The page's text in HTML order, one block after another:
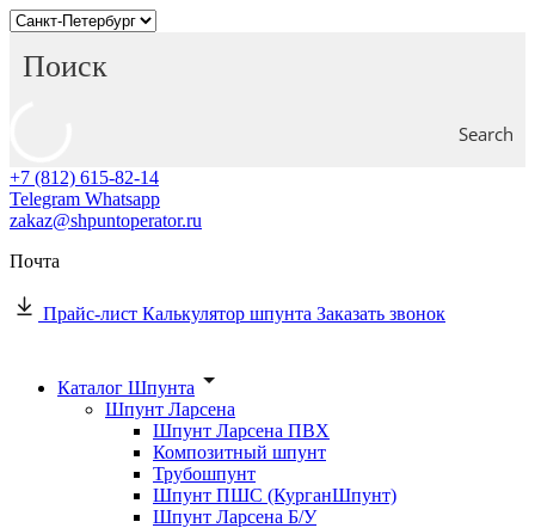
Search
+7 (812) 615-82-14
Telegram Whatsapp
zakaz@shpuntoperator.ru
Почта
Прайс-лист Калькулятор шпунта Заказать звонок
Каталог Шпунта
Шпунт Ларсена
Шпунт Ларсена ПВХ
Композитный шпунт
Трубошпунт
Шпунт ПШС (КурганШпунт)
Шпунт Ларсена Б/У